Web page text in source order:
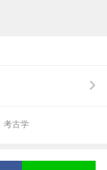
考古学